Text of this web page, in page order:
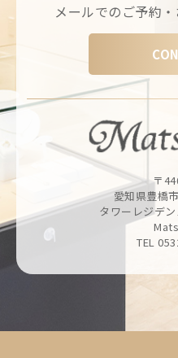
メールでのご予約
〒
愛知県豊橋
タワーレジデ
TEL